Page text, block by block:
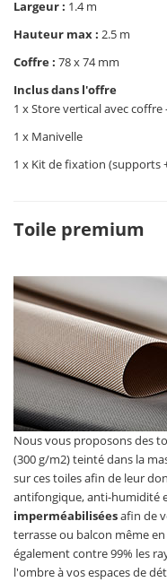
Largeur : 1.4 m
Hauteur max : 2.5 m
Coffre : 78 x 74 mm
Inclus dans l'offre
1 x Store vertical avec coffre
1 x Manivelle
1 x Kit de fixation (supports
Toile premium
Nous vous proposons des
(300 g/m2) teinté dans la
sur ces toiles afin de leur
antifongique, anti-humidité
imperméabiliséesafin de
terrasse ou balcon même
également contre 99% les
l'ombre à vos espaces de